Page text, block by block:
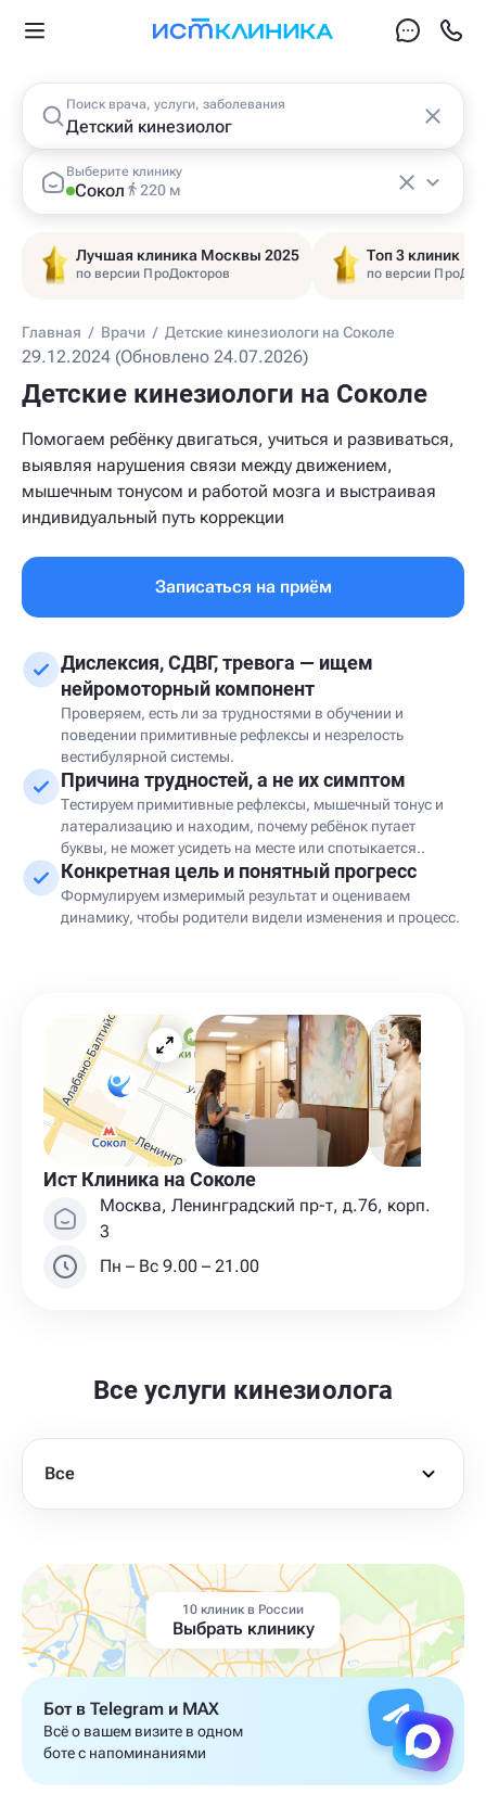
Поиск врача, услуги, заболевания
Выберите клинику
Сокол 220 м
Лучшая клиника Москвы 2025
по версии ПроДокторов
Топ 3 клиник
по версии
Главная / Врачи / Детские кинезиологи на Соколе
29.12.2024 (Обновлено 24.07.2026)
Детские кинезиологи на Соколе
Помогаем ребёнку двигаться, учиться и развиваться,
выявляя нарушения связи между движением,
мышечным тонусом и работой мозга и выстраивая
индивидуальный путь коррекции
Записаться на приём
Дислексия, СДВГ, тревога — ищем
нейромоторный компонент
Проверяем, есть ли за трудностями в обучении и
поведении примитивные рефлексы и незрелость
вестибулярной системы.
Причина трудностей, а не их симптом
Тестируем примитивные рефлексы, мышечный тонус и
латерализацию и находим, почему ребёнок путает
буквы, не может усидеть на месте или спотыкается..
Конкретная цель и понятный прогресс
Формулируем измеримый результат и оцениваем
динамику, чтобы родители видели изменения и процесс.
Ист Клиника на Соколе
Москва, Ленинградский пр-т, д.76, корп.
3
Пн – Вс 9.00 – 21.00
Все услуги кинезиолога
Все
10 клиник в России
Выбрать клинику
Бот в Telegram и MAX
Всё о вашем визите в одном
боте с напоминаниями